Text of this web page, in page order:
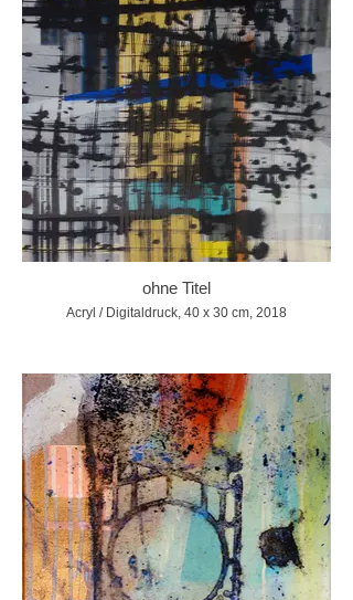
ohne Titel
Acryl / Digitaldruck, 40 x 30 cm, 2018